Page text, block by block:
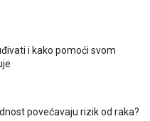
​​i kako pomoći svom
povećavaju rizik od raka?